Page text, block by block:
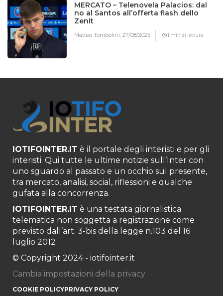
MERCATO – Telenovela Palacios: dal
no al Santos all’offerta flash dello
Zenit
Matteo Tombolini,27/08/2025 1 min di lettura
IOTIFOINTER.IT è il portale degli interisti e per gli
interisti. Qui tutte le ultime notizie sull’Inter con
uno sguardo al passato e un occhio sul presente,
tra mercato, analisi, social, riflessioni e qualche
gufata alla concorrenza.
IOTIFOINTER.IT è una testata giornalistica
telematica non soggetta a registrazione come
previsto dall’art. 3-bis della legge n.103 del 16
luglio 2012
© Copyright 2024 - iotifointer.it
Cambia impostazioni della privacy
COOKIE POLICYPRIVACY POLICY